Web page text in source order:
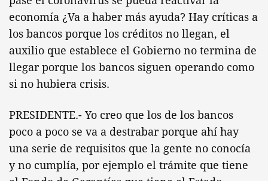
economía ¿Va a haber más ayuda? Hay críticas a
los bancos porque los créditos no llegan, el
auxilio que establece el Gobierno no termina de
llegar porque los bancos siguen operando como
si no hubiera crisis.
PRESIDENTE.- Yo creo que los de los bancos
poco a poco se va a destrabar porque ahí hay
una serie de requisitos que la gente no conocía
y no cumplía, por ejemplo el trámite que tiene